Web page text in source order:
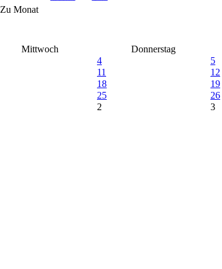
Zu Monat
Mittwoch Donnerstag
4 5
11 12
18 19
25 26
2 3